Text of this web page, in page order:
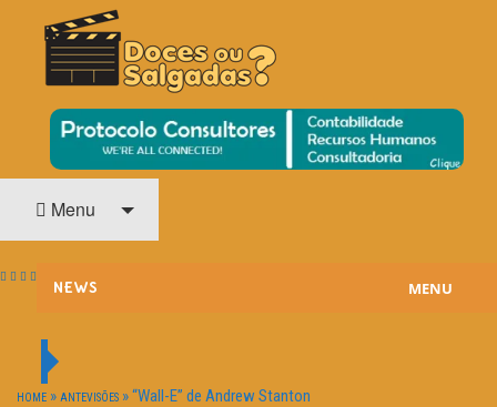
DOCES OU SALGADAS?
O Cinema? Uma Paixão!!
Menu
NEWS
PASSATEMPOS
MENU
HOME » ANTEVISÕES »“Wall-E” de Andrew Stanton